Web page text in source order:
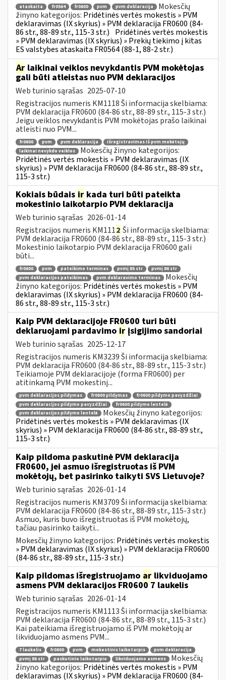
ataskaita fr0564 fr0600 pvm pvm deklaracija
Mokesčių
žinyno kategorijos: Pridėtinės vertės mokestis » PVM
deklaravimas (IX skyrius) » PVM deklaracija FR0600 (84-
86 str., 88-89 str., 115-3 str.) Pridėtinės vertės mokestis
» PVM deklaravimas (IX skyrius) » Prekių tiekimo į kitas
ES valstybes ataskaita FR0564 (88-1, 88-2 str.)
Ar laikinai veiklos nevykdantis PVM mokėtojas
gali būti atleistas nuo PVM deklaracijos
Web turinio sąrašas 2025-07-10
Registracijos numeris KM1118 Ši informacija skelbiama:
PVM deklaracija FR0600 (84-86 str., 88-89 str., 115-3 str.)
Jeigu veiklos nevykdantis PVM mokėtojas prašo laikinai
atleisti nuo PVM...
fr0600 pvm pvm deklaracija
išregistravimas iš pvm mokėtojų
laikinai nevykdo veiklos
Mokesčių žinyno kategorijos:
Pridėtinės vertės mokestis » PVM deklaravimas (IX
skyrius) » PVM deklaracija FR0600 (84-86 str., 88-89 str.,
115-3 str.)
Kokiais būdais ir kada turi būti pateikta
mokestinio laikotarpio PVM deklaracija
Web turinio sąrašas 2026-01-14
Registracijos numeris KM1112 Ši informacija skelbiama:
PVM deklaracija FR0600 (84-86 str., 88-89 str., 115-3 str.)
Mokestinio laikotarpio PVM deklaracija FR0600 gali
būti...
fr0600 pvm pateikimo terminas pvmį 85 str
pvmį 86 str
pvm deklaracijos pateikimas
pvm deklaravimo terminas
Mokesčių
žinyno kategorijos: Pridėtinės vertės mokestis » PVM
deklaravimas (IX skyrius) » PVM deklaracija FR0600 (84-
86 str., 88-89 str., 115-3 str.)
Kaip PVM deklaracijoje FR0600 turi būti
deklaruojami pardavimo ir įsigijimo sandoriai
Web turinio sąrašas 2025-12-17
Registracijos numeris KM3239 Ši informacija skelbiama:
PVM deklaracija FR0600 (84-86 str., 88-89 str., 115-3 str.)
Teikiamoje PVM deklaracijoje (forma FR0600) per
atitinkamą PVM mokestinį...
pvm deklaracijos pildymas fr0600 pildymas
fr0600 pildymo pavyzdžiai
pvm deklaracijos pildymo pavyzdžiai
fr0600 pildymo lentelė
pvm deklaracijos pildymo lentelė
Mokesčių žinyno kategorijos:
Pridėtinės vertės mokestis » PVM deklaravimas (IX
skyrius) » PVM deklaracija FR0600 (84-86 str., 88-89 str.,
115-3 str.)
Kaip pildoma paskutinė PVM deklaracija
FR0600, jei asmuo išregistruotas iš PVM
mokėtojų, bet pasirinko taikyti SVS Lietuvoje?
Web turinio sąrašas 2026-01-14
Registracijos numeris KM3709 Ši informacija skelbiama:
PVM deklaracija FR0600 (84-86 str., 88-89 str., 115-3 str.)
Asmuo, kuris buvo išregistruotas iš PVM mokėtojų,
tačiau pasirinko taikyti...
Mokesčių žinyno kategorijos: Pridėtinės vertės mokestis
» PVM deklaravimas (IX skyrius) » PVM deklaracija FR0600
(84-86 str., 88-89 str., 115-3 str.)
Kaip pildomas išregistruojamo ar likviduojamo
asmens PVM deklaracijos FR0600 7 laukelis
Web turinio sąrašas 2026-01-14
Registracijos numeris KM1113 Ši informacija skelbiama:
PVM deklaracija FR0600 (84-86 str., 88-89 str., 115-3 str.)
Kai pateikiama išregistruojamo iš PVM mokėtojų ar
likviduojamo asmens PVM...
7 laukelis fr0600 pvm mokestinis laikotarpis
pvm deklaracija
pvmį 86 str
paskutinio laikotarpio likviduojamo asmens
Mokesčių
žinyno kategorijos: Pridėtinės vertės mokestis » PVM
deklaravimas (IX skyrius) » PVM deklaracija FR0600 (84-